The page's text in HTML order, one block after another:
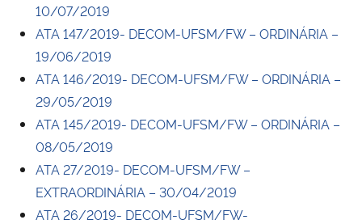
10/07/2019
ATA 147/2019- DECOM-UFSM/FW – ORDINÁRIA –
19/06/2019
ATA 146/2019- DECOM-UFSM/FW – ORDINÁRIA –
29/05/2019
ATA 145/2019- DECOM-UFSM/FW – ORDINÁRIA –
08/05/2019
ATA 27/2019- DECOM-UFSM/FW –
EXTRAORDINÁRIA – 30/04/2019
ATA 26/2019- DECOM-UFSM/FW-